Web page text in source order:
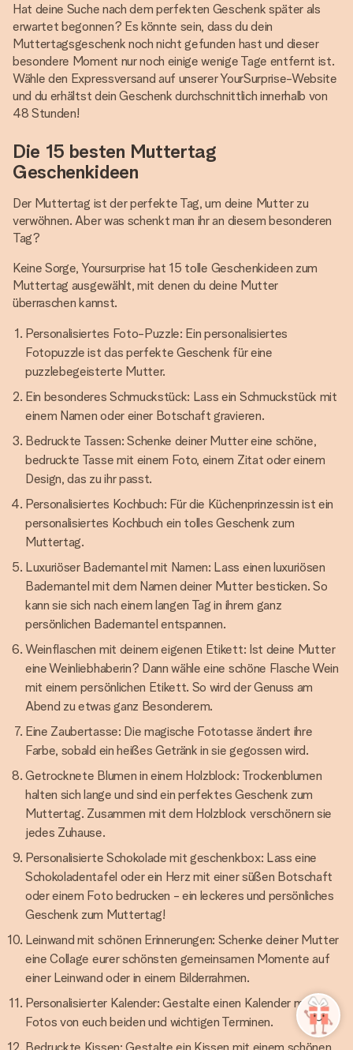
Hat deine Suche nach dem perfekten Geschenk später als
erwartet begonnen? Es könnte sein, dass du dein
Muttertagsgeschenk noch nicht gefunden hast und dieser
besondere Moment nur noch einige wenige Tage entfernt ist.
Wähle den Expressversand auf unserer YourSurprise-Website
und du erhältst dein Geschenk durchschnittlich innerhalb von
48 Stunden!
Die 15 besten Muttertag
Geschenkideen
Der Muttertag ist der perfekte Tag, um deine Mutter zu
verwöhnen. Aber was schenkt man ihr an diesem besonderen
Tag?
Keine Sorge, Yoursurprise hat 15 tolle Geschenkideen zum
Muttertag ausgewählt, mit denen du deine Mutter
überraschen kannst.
Personalisiertes Foto-Puzzle: Ein personalisiertes
Fotopuzzle ist das perfekte Geschenk für eine
puzzlebegeisterte Mutter.
Ein besonderes Schmuckstück: Lass ein Schmuckstück mit
einem Namen oder einer Botschaft gravieren.
Bedruckte Tassen: Schenke deiner Mutter eine schöne,
bedruckte Tasse mit einem Foto, einem Zitat oder einem
Design, das zu ihr passt.
Personalisiertes Kochbuch: Für die Küchenprinzessin ist ein
personalisiertes Kochbuch ein tolles Geschenk zum
Muttertag.
Luxuriöser Bademantel mit Namen: Lass einen luxuriösen
Bademantel mit dem Namen deiner Mutter besticken. So
kann sie sich nach einem langen Tag in ihrem ganz
persönlichen Bademantel entspannen.
Weinflaschen mit deinem eigenen Etikett: Ist deine Mutter
eine Weinliebhaberin? Dann wähle eine schöne Flasche Wein
mit einem persönlichen Etikett. So wird der Genuss am
Abend zu etwas ganz Besonderem.
Eine Zaubertasse: Die magische Fototasse ändert ihre
Farbe, sobald ein heißes Getränk in sie gegossen wird.
Getrocknete Blumen in einem Holzblock: Trockenblumen
halten sich lange und sind ein perfektes Geschenk zum
Muttertag. Zusammen mit dem Holzblock verschönern sie
jedes Zuhause.
Personalisierte Schokolade mit geschenkbox: Lass eine
Schokoladentafel oder ein Herz mit einer süßen Botschaft
oder einem Foto bedrucken - ein leckeres und persönliches
Geschenk zum Muttertag!
Leinwand mit schönen Erinnerungen: Schenke deiner Mutter
eine Collage eurer schönsten gemeinsamen Momente auf
einer Leinwand oder in einem Bilderrahmen.
Personalisierter Kalender: Gestalte einen Kalender mit
Fotos von euch beiden und wichtigen Terminen.
Bedruckte Kissen: Gestalte ein Kissen mit einem schönen